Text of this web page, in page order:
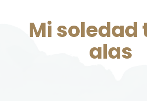
Mi soledad
alas